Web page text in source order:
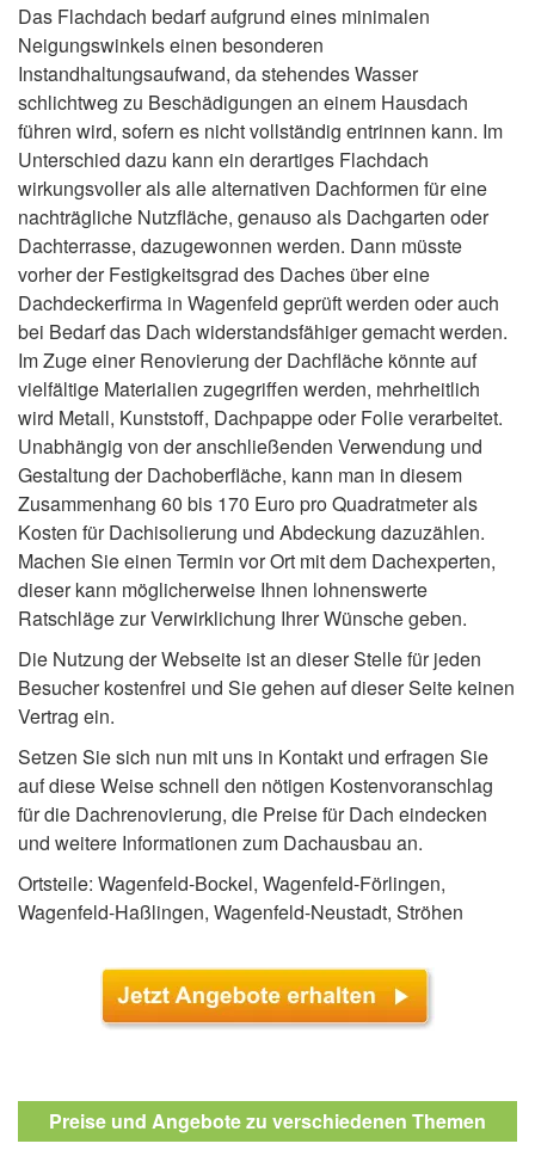
Das Flachdach bedarf aufgrund eines minimalen
Neigungswinkels einen besonderen
Instandhaltungsaufwand, da stehendes Wasser
schlichtweg zu Beschädigungen an einem Hausdach
führen wird, sofern es nicht vollständig entrinnen kann. Im
Unterschied dazu kann ein derartiges Flachdach
wirkungsvoller als alle alternativen Dachformen für eine
nachträgliche Nutzfläche, genauso als Dachgarten oder
Dachterrasse, dazugewonnen werden. Dann müsste
vorher der Festigkeitsgrad des Daches über eine
Dachdeckerfirma in Wagenfeld geprüft werden oder auch
bei Bedarf das Dach widerstandsfähiger gemacht werden.
Im Zuge einer Renovierung der Dachfläche könnte auf
vielfältige Materialien zugegriffen werden, mehrheitlich
wird Metall, Kunststoff, Dachpappe oder Folie verarbeitet.
Unabhängig von der anschließenden Verwendung und
Gestaltung der Dachoberfläche, kann man in diesem
Zusammenhang 60 bis 170 Euro pro Quadratmeter als
Kosten für Dachisolierung und Abdeckung dazuzählen.
Machen Sie einen Termin vor Ort mit dem Dachexperten,
dieser kann möglicherweise Ihnen lohnenswerte
Ratschläge zur Verwirklichung Ihrer Wünsche geben.
Die Nutzung der Webseite ist an dieser Stelle für jeden
Besucher kostenfrei und Sie gehen auf dieser Seite keinen
Vertrag ein.
Setzen Sie sich nun mit uns in Kontakt und erfragen Sie
auf diese Weise schnell den nötigen Kostenvoranschlag
für die Dachrenovierung, die Preise für Dach eindecken
und weitere Informationen zum Dachausbau an.
Ortsteile: Wagenfeld-Bockel, Wagenfeld-Förlingen,
Wagenfeld-Haßlingen, Wagenfeld-Neustadt, Ströhen
Preise und Angebote zu verschiedenen Themen